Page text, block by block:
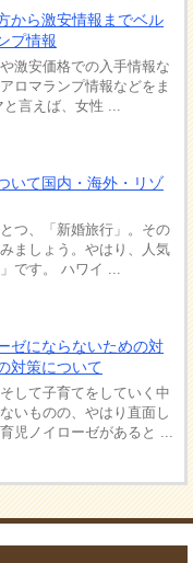
から激安情報までベル
プ情報
激安価格での入手情報な
ロマランプ情報などをま
と言えば、女性 ...
いて国内・海外・リゾ
つ、「新婚旅行」。その
ましょう。やはり、人気
です。 ハワイ ...
ゼにならないための対
対策について
して子育てをしていく中
いものの、やはり直面し
児ノイローゼがあると ...